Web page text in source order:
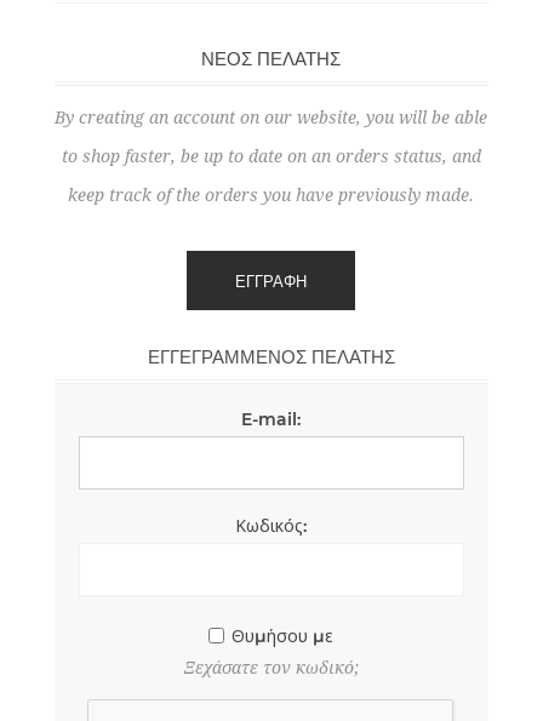
ΝΈΟΣ ΠΕΛΆΤΗΣ
By creating an account on our website, you will be able
to shop faster, be up to date on an orders status, and
keep track of the orders you have previously made.
ΕΓΓΕΓΡΑΜΜΈΝΟΣ ΠΕΛΆΤΗΣ
E-mail:
Κωδικός:
Θυμήσου με
Ξεχάσατε τον κωδικό;